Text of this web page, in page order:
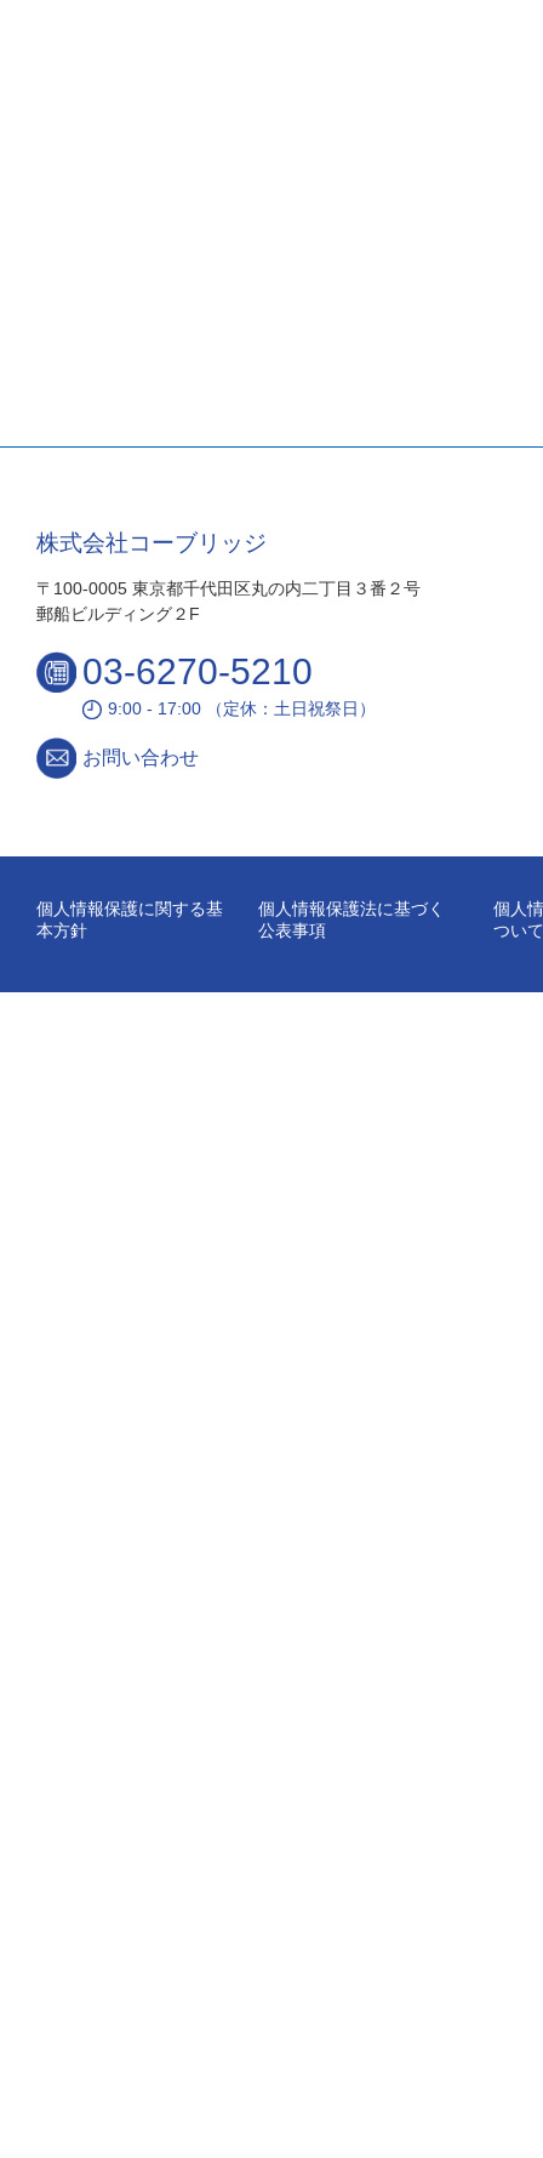
株式会社コーブリッジ
〒100-0005 東京都千代田区丸の内二丁目３番２号
郵船ビルディング２F
03-6270-5210
9:00 - 17:00 （定休：土日祝祭日）
お問い合わせ
個人情報保護に関する基
本方針
個人情報保護法に基づく
公表事項
個人
ついて